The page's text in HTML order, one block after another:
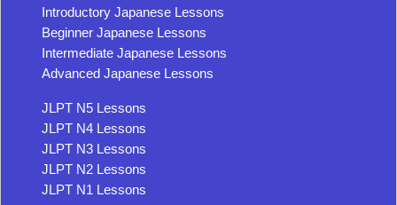
Introductory Japanese Lessons
Beginner Japanese Lessons
Intermediate Japanese Lessons
Advanced Japanese Lessons
JLPT N5 Lessons
JLPT N4 Lessons
JLPT N3 Lessons
JLPT N2 Lessons
JLPT N1 Lessons